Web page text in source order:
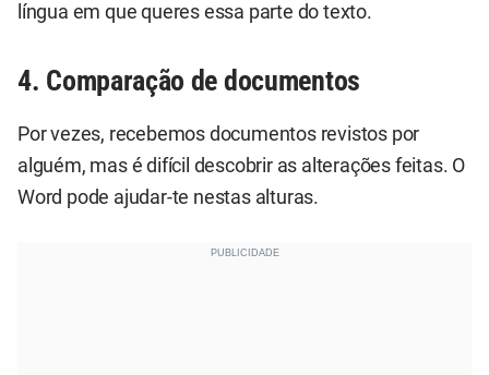
língua em que queres essa parte do texto.
4. Comparação de documentos
Por vezes, recebemos documentos revistos por
alguém, mas é difícil descobrir as alterações feitas. O
Word pode ajudar-te nestas alturas.